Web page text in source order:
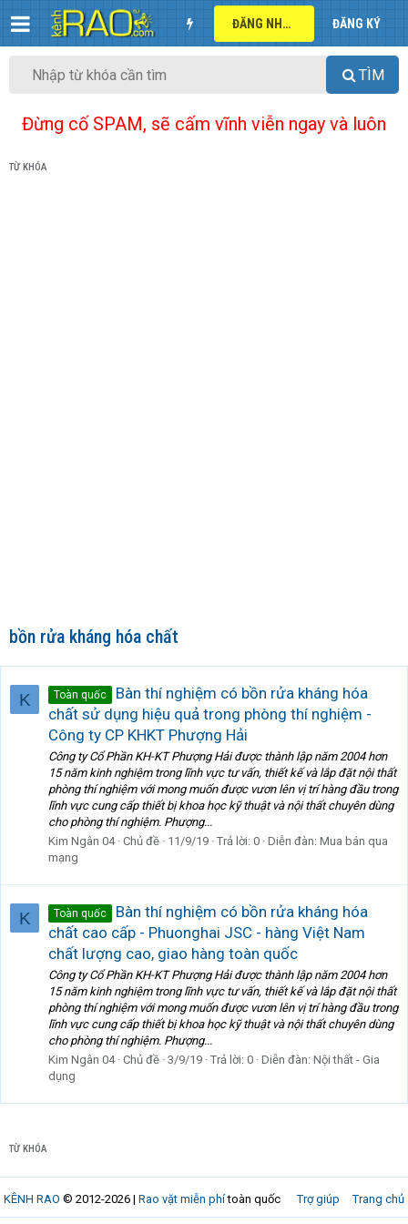
ĐĂNG NHẬP ĐĂNG KÝ
TÌM
Đừng cố SPAM, sẽ cấm vĩnh viễn ngay và luôn
TỪ KHÓA
bồn rửa kháng hóa chất
K Toàn quốc
Bàn thí nghiệm có bồn rửa kháng hóa
chất sử dụng hiệu quả trong phòng thí nghiệm -
Công ty CP KHKT Phượng Hải
Công ty Cổ Phần KH-KT Phượng Hải được thành lập năm 2004 hơn
15 năm kinh nghiệm trong lĩnh vực tư vấn, thiết kế và lắp đặt nội thất
phòng thí nghiệm với mong muốn được vươn lên vị trí hàng đầu trong
lĩnh vực cung cấp thiết bị khoa học kỹ thuật và nội thất chuyên dùng
cho phòng thí nghiệm. Phượng...
Kim Ngân 04 Chủ đề 11/9/19 Trả lời: 0 Diễn đàn: Mua bán qua
mạng
K Toàn quốc
Bàn thí nghiệm có bồn rửa kháng hóa
chất cao cấp - Phuonghai JSC - hàng Việt Nam
chất lượng cao, giao hàng toàn quốc
Công ty Cổ Phần KH-KT Phượng Hải được thành lập năm 2004 hơn
15 năm kinh nghiệm trong lĩnh vực tư vấn, thiết kế và lắp đặt nội thất
phòng thí nghiệm với mong muốn được vươn lên vị trí hàng đầu trong
lĩnh vực cung cấp thiết bị khoa học kỹ thuật và nội thất chuyên dùng
cho phòng thí nghiệm. Phượng...
Kim Ngân 04 Chủ đề 3/9/19 Trả lời: 0 Diễn đàn: Nội thất - Gia
dụng
TỪ KHÓA
Trợ giúp Trang chủ
KÊNH RAO © 2012-2026 | Rao vặt miễn phítoàn quốc